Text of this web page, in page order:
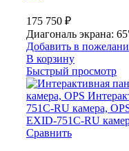
175 750 ₽
Диагональ экрана:
Добавить в
В корзину
Быстрый просмотр
Сравнить